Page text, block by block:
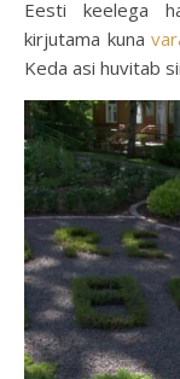
Eesti keelega
kirjutama kuna
Keda asi huvitab